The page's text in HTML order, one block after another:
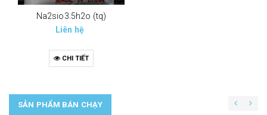
Na2sio3.5h2o (tq)
Liên hệ
CHI TIẾT
SẢN PHẨM BÁN CHẠY